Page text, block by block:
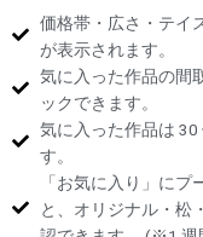
価格帯・広さ・テイ
が表示されます。
気に入った作品の間
ックできます。
気に入った作品は 30
す。
「お気に入り」に
と、オリジナル・松